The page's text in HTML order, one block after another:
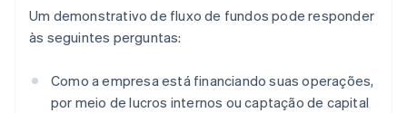
Um demonstrativo de fluxo de fundos pode responder
às seguintes perguntas:
Como a empresa está financiando suas operações,
por meio de lucros internos ou captação de capital